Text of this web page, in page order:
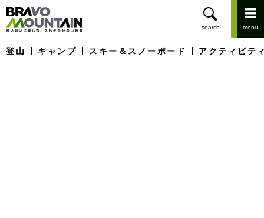
登山 キャンプ スキー＆スノーボード アクティビテ